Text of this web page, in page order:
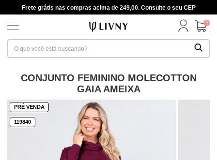
Frete grátis nas compras acima de 249,00. Consulte o seu CEP
0
CONJUNTO FEMININO MOLECOTTON
GAIA AMEIXA
PRÉ VENDA
119840